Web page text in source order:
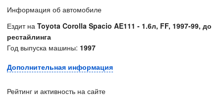
Информация об автомобиле
Ездит на Toyota Corolla Spacio AE111 - 1.6л, FF, 1997-99, до
рестайлинга
Год выпуска машины: 1997
Дополнительная информация
Рейтинг и активность на сайте